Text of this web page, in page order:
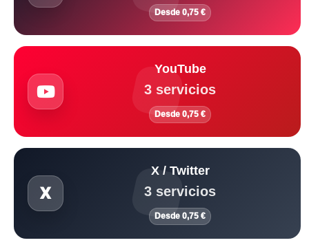
Desde 0,75 €
YouTube
3 servicios
Desde 0,75 €
X / Twitter
3 servicios
Desde 0,75 €